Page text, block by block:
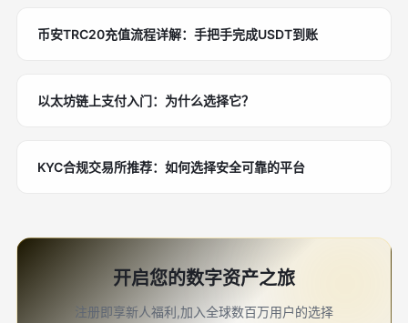
币安TRC20充值流程详解：手把手完成USDT到账
以太坊链上支付入门：为什么选择它？
KYC合规交易所推荐：如何选择安全可靠的平台
开启您的数字资产之旅
注册即享新人福利,加入全球数百万用户的选择